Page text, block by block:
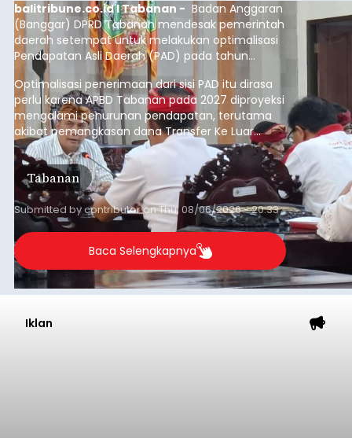
balitribune.co.id I Tabanan - Badan Anggaran
(Banggar) DPRD Tabanan mendesak pemerintah
daerah setempat untuk melakukan optimalisasi
Pendapatan Asli Daerah (PAD) pada tahun
anggaran 2027.
Optimalisasi penerimaan dari sisi PAD itu dirasa
perlu karena APBD Tabanan pada 2027 diproyeksi
mengalami penurunan pendapatan, terutama
akibat pemangkasan dana Transfer Ke Luar
Daerah (TKD) dari pemerintah pusat.
Tabanan
Submitted bycontributoronThu, 08/06/2026 - 20:33
Baca Selengkapnya
Iklan